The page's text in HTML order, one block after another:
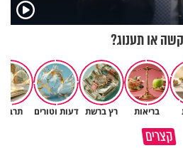
או תענוג?
בריאות רץ ברשת דעות וטורים
קצרים